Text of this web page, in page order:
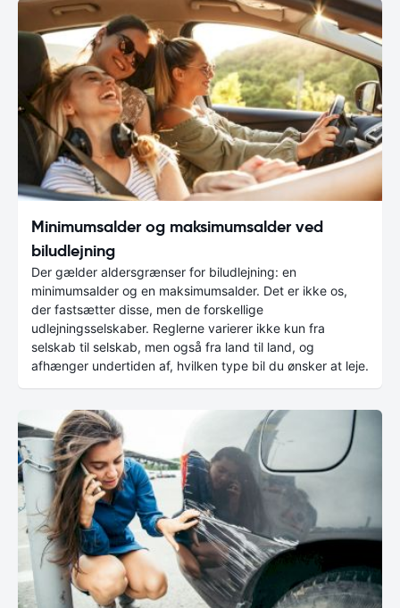
Minimumsalder og maksimumsalder ved
biludlejning
Der gælder aldersgrænser for biludlejning: en
minimumsalder og en maksimumsalder. Det er ikke os,
der fastsætter disse, men de forskellige
udlejningsselskaber. Reglerne varierer ikke kun fra
selskab til selskab, men også fra land til land, og
afhænger undertiden af, hvilken type bil du ønsker at leje.